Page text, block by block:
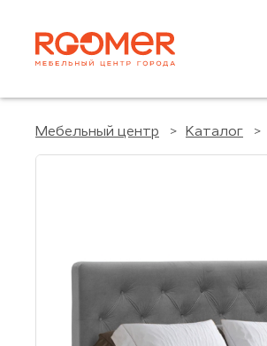
Мебельный центр Каталог